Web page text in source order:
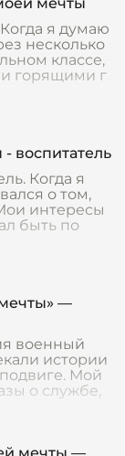
я думаю
несколько
классе,
горящими г
воспитатель
Когда я
о том,
интересы
быть по
—
военный
истории
Мой
о службе,